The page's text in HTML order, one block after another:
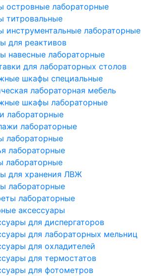
островные лабораторные
титровальные
инструментальные лабораторные
для реактивов
навесные лабораторные
для лабораторных столов
шкафы специальные
лабораторная мебель
шкафы лабораторные
лабораторные
лабораторные
лабораторные
лабораторные
лабораторные
для хранения ЛВЖ
лабораторные
лабораторные
аксессуары
для диспергаторов
для лабораторных мельниц
для охладителей
для термостатов
для фотометров